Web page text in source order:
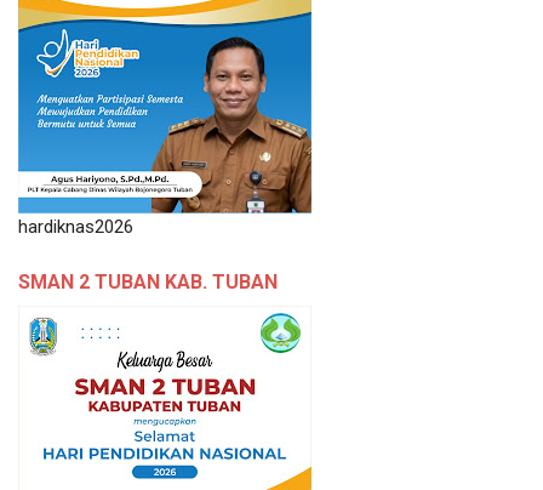
hardiknas2026
SMAN 2 TUBAN KAB. TUBAN